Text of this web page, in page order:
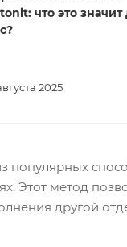
2025
что это значит
популярных
Этот метод
другой